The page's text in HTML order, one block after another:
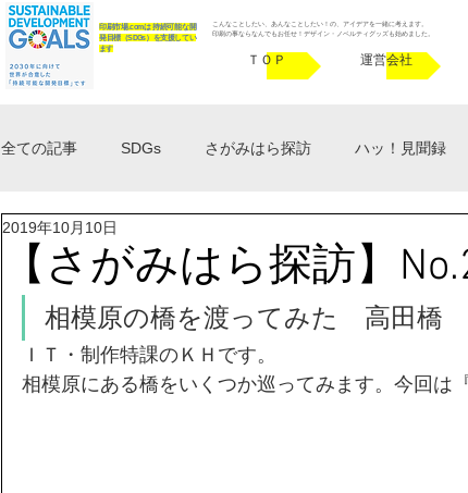
印刷市場.comは 持続可能な開
発目標（SDGs）を支援してい
ます
こんなことしたい、あんなことしたい！の、アイデアを一緒に考えます。
印刷の事ならなんでもお任せ！デザイン・ノベルティグッズも始めました​。
ＴＯＰ 運営会社
全ての記事 SDGs さがみはら探訪 ハッ！見聞録
相模原 in the 80's
【さがみはら探訪】
2019年10月10日
相模原の橋を渡ってみた　高田橋
ＩＴ・制作特課のＫＨです。
相模原にある橋をいくつか巡ってみます。今回は